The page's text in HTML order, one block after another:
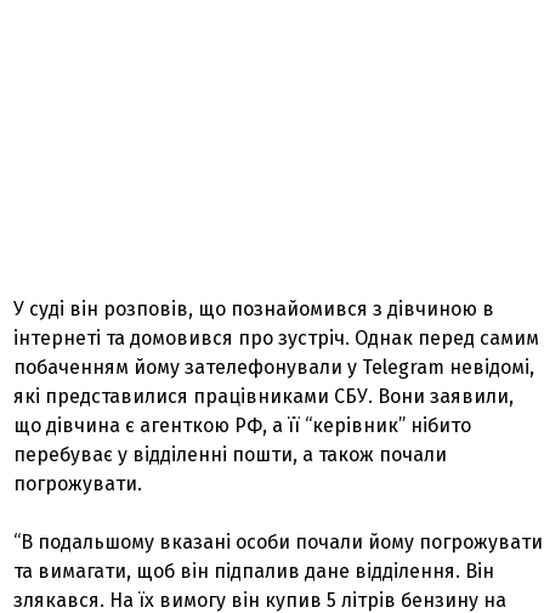
У суді він розповів, що познайомився з дівчиною в
інтернеті та домовився про зустріч. Однак перед самим
побаченням йому зателефонували у Telegram невідомі,
які представилися працівниками СБУ. Вони заявили,
що дівчина є агенткою РФ, а її “керівник” нібито
перебуває у відділенні пошти, а також почали
погрожувати.
“В подальшому вказані особи почали йому погрожувати
та вимагати, щоб він підпалив дане відділення. Він
злякався. На їх вимогу він купив 5 літрів бензину на